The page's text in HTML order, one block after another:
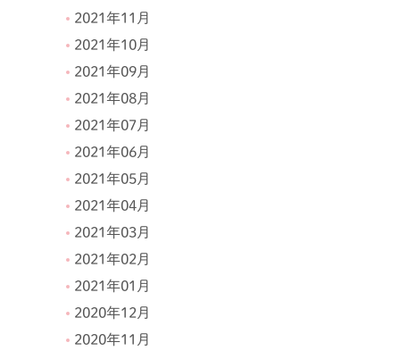
2021年11月
2021年10月
2021年09月
2021年08月
2021年07月
2021年06月
2021年05月
2021年04月
2021年03月
2021年02月
2021年01月
2020年12月
2020年11月